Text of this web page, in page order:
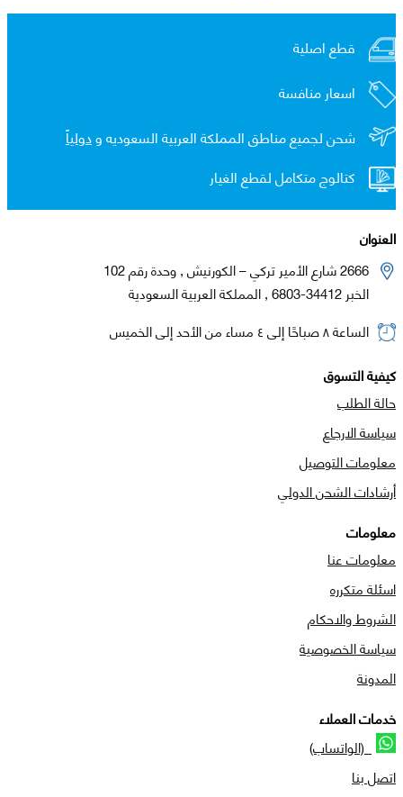
قطع اصلية
اسعار منافسة
شحن لجميع مناطق المملكة العربية السعوديه ودولياً
كتالوج متكامل لقطع الغيار
العنوان
2666 شارع الأمير تركي – الكورنيش , وحدة رقم 102
الخبر 34412-6803 , المملكة العربية السعودية
الساعة ٨ صباحًا إلى ٤ مساء من الأحد إلى الخميس
كيفية التسوق
حالة الطلب
سياسة الارجاع
معلومات التوصيل
أرشادات الشحن الدولي
معلومات
معلومات عنا
اسئلة متكرره
الشروط والاحكام
سياسة الخصوصية
المدونة
خدمات العملاء
(الواتساب)
اتصل بنا